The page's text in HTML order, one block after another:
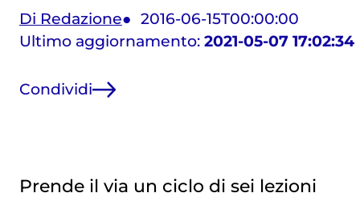
Di Redazione
2016-06-15T00:00:00
Ultimo aggiornamento: 2021-05-07 17:02:34
Condividi
Prende il via un ciclo di sei lezioni